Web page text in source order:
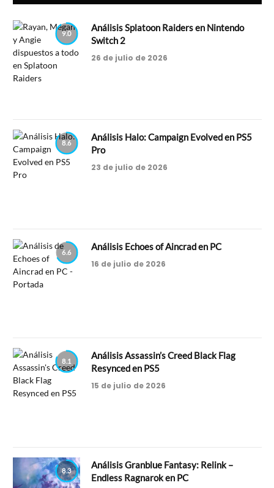
9.0
Análisis Splatoon Raiders en Nintendo
Switch 2
26 de julio de 2026
8.6
Análisis Halo: Campaign Evolved en PS5
Pro
23 de julio de 2026
6.6
Análisis Echoes of Aincrad en PC
16 de julio de 2026
8.1
Análisis Assassin’s Creed Black Flag
Resynced en PS5
15 de julio de 2026
8.3
Análisis Granblue Fantasy: Relink –
Endless Ragnarok en PC